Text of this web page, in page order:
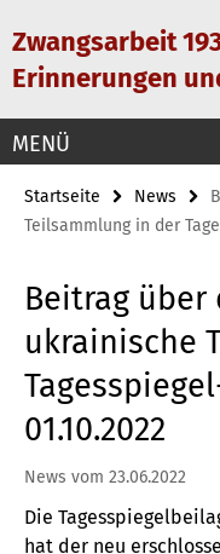
direkt
zu
Zwangsarbeit
Erinnerungen
Service-
Navigation
MENÜ
Startseite News
Teilsammlung in der
Beitrag über
ukrainische
01.10.2022
News vom 23.06.2022
Die
hat der neu